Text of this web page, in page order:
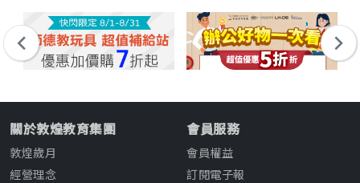
關於敦煌教育集團
敦煌歲月
經營理念
會員服務
會員權益
訂閱電子報